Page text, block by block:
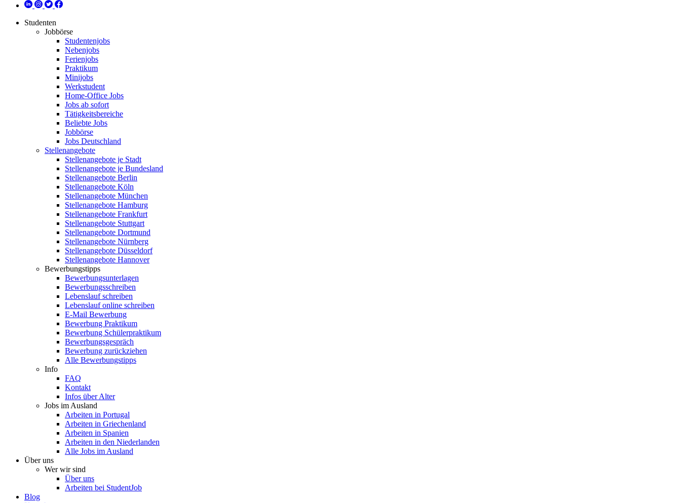
Studenten
Jobbörse
Studentenjobs
Nebenjobs
Ferienjobs
Praktikum
Minijobs
Werkstudent
Home-Office Jobs
Jobs ab sofort
Tätigkeitsbereiche
Beliebte Jobs
Jobbörse
Jobs Deutschland
Stellenangebote
Stellenangebote je Stadt
Stellenangebote je Bundesland
Stellenangebote Berlin
Stellenangebote Köln
Stellenangebote München
Stellenangebote Hamburg
Stellenangebote Frankfurt
Stellenangebote Stuttgart
Stellenangebote Dortmund
Stellenangebote Nürnberg
Stellenangebote Düsseldorf
Stellenangebote Hannover
Bewerbungstipps
Bewerbungsunterlagen
Bewerbungsschreiben
Lebenslauf schreiben
Lebenslauf online schreiben
E-Mail Bewerbung
Bewerbung Praktikum
Bewerbung Schülerpraktikum
Bewerbungsgespräch
Bewerbung zurückziehen
Alle Bewerbungstipps
Info
FAQ
Kontakt
Infos über Alter
Jobs im Ausland
Arbeiten in Portugal
Arbeiten in Griechenland
Arbeiten in Spanien
Arbeiten in den Niederlanden
Alle Jobs im Ausland
Über uns
Wer wir sind
Über uns
Arbeiten bei StudentJob
Blog